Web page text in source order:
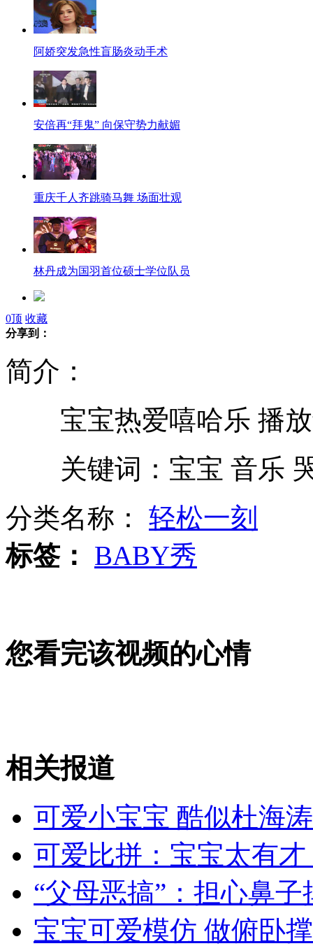
阿娇突发急性盲肠炎动手术
安倍再“拜鬼” 向保守势力献媚
重庆千人齐跳骑马舞 场面壮观
林丹成为国羽首位硕士学位队员
林丹谢杏芳龙岩办客家婚宴 酒席30桌
美华裔副校长胁迫中国留学生当4年女仆
澳女总理再度当众掉鞋 被指像灰姑娘
《江南Style》续篇受追捧 泫雅舞蹈火爆
新疆泽普10颗红枣拍出26万元
澳总理吉拉德获澳最性感女性第100名
外交部：反对强权政治霸凌主义
外交部：有关国家言论片面不公正
安徽一实载49人客车翻车
0顶 收藏
分享到：
简介：
宝宝热爱嘻哈乐 播放
关键词：宝宝 音乐
分类名称： 轻松一刻
标签：
BABY秀
您看完该视频的心情
相关报道
可爱小宝宝 酷似杜海涛
可爱比拼：宝宝太有
“父母恶搞”：担心鼻
宝宝可爱模仿 做俯卧